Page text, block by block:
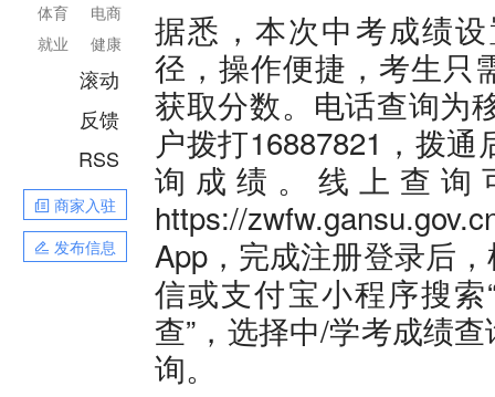
电商
健康
体育
就业
滚动
反馈
RSS
商家入驻
发布信息
据悉，本次中考成绩
径，操作便捷，考生只
获取分数。电话查询为
户拨打16887821，拨
询成绩。线上查询
https://
App，完成注册登录后
信或支付宝小程序搜索
查”，选择中/学考成绩
询。